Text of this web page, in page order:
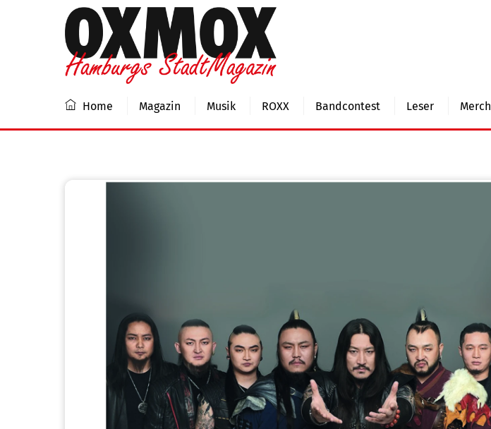
Home Magazin Musik ROXX Bandcontest Leser Merch